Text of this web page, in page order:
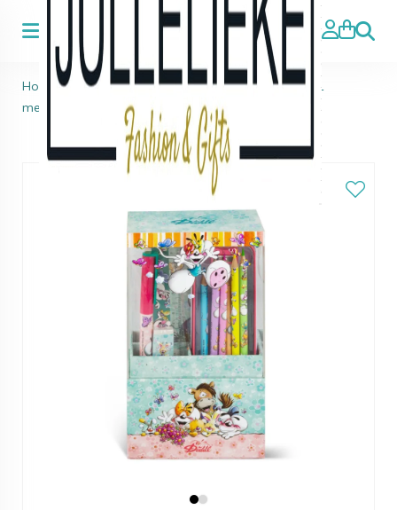
Zoeken
Home > Diddl >Diddl schrijfwarenset: 1 pen, 1 lat, 1
metalen etui en 1 schrift